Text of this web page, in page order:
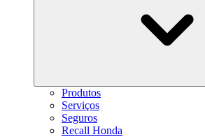
Produtos
Serviços
Seguros
Recall Honda